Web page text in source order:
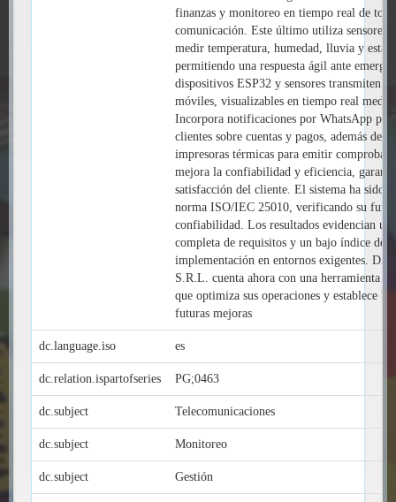
finanzas y monitoreo en tiempo real de
comunicación. Este último utiliza sensores
medir temperatura, humedad, lluvia y
permitiendo una respuesta ágil ante
dispositivos ESP32 y sensores transmiten
móviles, visualizables en tiempo real
Incorpora notificaciones por WhatsApp
clientes sobre cuentas y pagos, además de
impresoras térmicas para emitir
mejora la confiabilidad y eficiencia,
satisfacción del cliente. El sistema ha sido
norma ISO/IEC 25010, verificando su
confiabilidad. Los resultados evidencian
completa de requisitos y un bajo índice de
implementación en entornos exigentes.
S.R.L. cuenta ahora con una herramienta
que optimiza sus operaciones y establece
futuras mejoras
dc.language.iso es
dc.relation.ispartofseries PG;0463
dc.subject Telecomunicaciones
dc.subject Monitoreo
dc.subject Gestión